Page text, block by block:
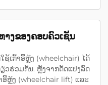
າງຂອງຄອບຄົວເຊັນ
ເກົ້າອີ້ຫຼັງ (wheelchair) ໄດ້
ວຮ່ວມກັນ. ຫຼັງຈາກດັດແປງລົດ
ອີ້ຫຼັງ (wheelchair lift) ແລະ